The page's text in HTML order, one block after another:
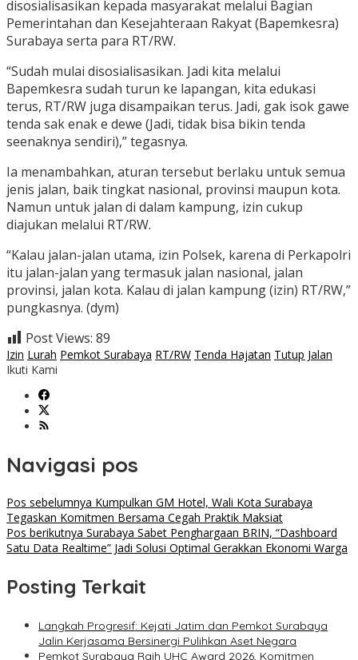
disosialisasikan kepada masyarakat melalui Bagian
Pemerintahan dan Kesejahteraan Rakyat (Bapemkesra)
Surabaya serta para RT/RW.
“Sudah mulai disosialisasikan. Jadi kita melalui
Bapemkesra sudah turun ke lapangan, kita edukasi
terus, RT/RW juga disampaikan terus. Jadi, gak isok gawe
tenda sak enak e dewe (Jadi, tidak bisa bikin tenda
seenaknya sendiri),” tegasnya.
Ia menambahkan, aturan tersebut berlaku untuk semua
jenis jalan, baik tingkat nasional, provinsi maupun kota.
Namun untuk jalan di dalam kampung, izin cukup
diajukan melalui RT/RW.
“Kalau jalan-jalan utama, izin Polsek, karena di Perkapolri
itu jalan-jalan yang termasuk jalan nasional, jalan
provinsi, jalan kota. Kalau di jalan kampung (izin) RT/RW,”
pungkasnya. (dym)
Post Views: 89
Izin Lurah Pemkot Surabaya RT/RW Tenda Hajatan Tutup Jalan
Ikuti Kami
Navigasi pos
Pos sebelumnya Kumpulkan GM Hotel, Wali Kota Surabaya
Tegaskan Komitmen Bersama Cegah Praktik Maksiat
Pos berikutnya Surabaya Sabet Penghargaan BRIN, “Dashboard
Satu Data Realtime” Jadi Solusi Optimal Gerakkan Ekonomi Warga
Posting Terkait
Langkah Progresif: Kejati Jatim dan Pemkot Surabaya
Jalin Kerjasama Bersinergi Pulihkan Aset Negara
Pemkot Surabaya Raih UHC Award 2026, Komitmen